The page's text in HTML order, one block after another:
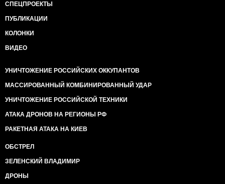
СПЕЦПРОЕКТЫ
ПУБЛИКАЦИИ
КОЛОНКИ
ВИДЕО
УНИЧТОЖЕНИЕ РОССИЙСКИХ ОККУПАНТОВ
МАССИРОВАННЫЙ КОМБИНИРОВАННЫЙ УДАР
УНИЧТОЖЕНИЕ РОССИЙСКОЙ ТЕХНИКИ
АТАКА ДРОНОВ НА РЕГИОНЫ РФ
РАКЕТНАЯ АТАКА НА КИЕВ
ОБСТРЕЛ
ЗЕЛЕНСКИЙ ВЛАДИМИР
ДРОНЫ